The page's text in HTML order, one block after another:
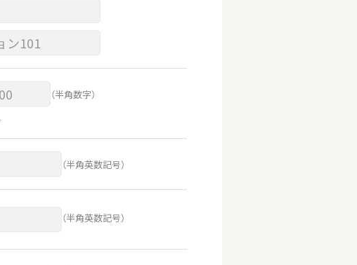
（半角数字）
（半角英数記号）
（半角英数記号）